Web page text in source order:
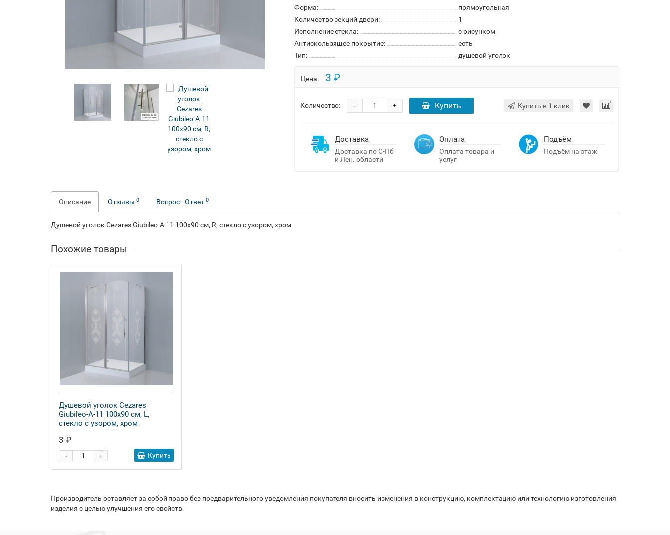
Форма:
прямоугольная
Количество секций двери:
1
Исполнение стекла:
с рисунком
Антискользящее покрытие:
есть
Тип:
душевой уголок
Цена: 3 ₽
Количество: +
- Купить Купить в 1 клик
Доставка
Доставка по С-Пб
и Лен. области
Оплата
Оплата товара и
услуг
Подъём
Подъём на этаж
Описание Отзывы 0 Вопрос - Ответ 0
Душевой уголок Cezares Giubileo-A-11 100x90 см, R, стекло с узором, хром
Похожие товары
Душевой уголок Cezares
Giubileo-A-11 100x90 см, L,
стекло с узором, хром
3 ₽
+
- Купить
Производитель оставляет за собой право без предварительного уведомления покупателя вносить изменения в конструкцию, комплектацию или технологию изготовления
изделия с целью улучшения его свойств.